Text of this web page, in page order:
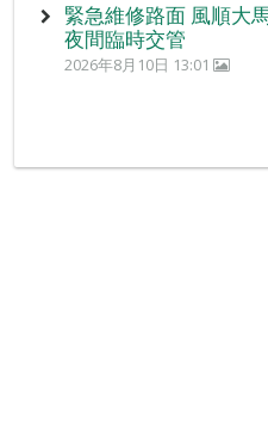
緊急維修路面 風順大
夜間臨時交管
2026年8月10日 13:01